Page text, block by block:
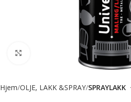
Hjem OLJE, LAKK &SPRAY SPRAYLAKK